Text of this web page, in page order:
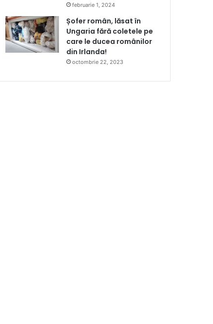
februarie 1, 2024
Șofer român, lăsat în
Ungaria fără coletele pe
care le ducea românilor
din Irlanda!
octombrie 22, 2023